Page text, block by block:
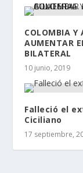
COLOMBIA Y
AUMENTAR
BILATERAL
10 junio, 2019
Falleció el
Ciciliano
17 septiembre,